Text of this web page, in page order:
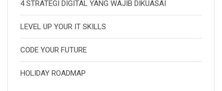
4 STRATEGI DIGITAL YANG WAJIB DIKUASAI
LEVEL UP YOUR IT SKILLS
CODE YOUR FUTURE
HOLIDAY ROADMAP